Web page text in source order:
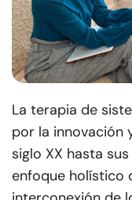
La terapia de
por la innovación
siglo XX hasta
enfoque holístico